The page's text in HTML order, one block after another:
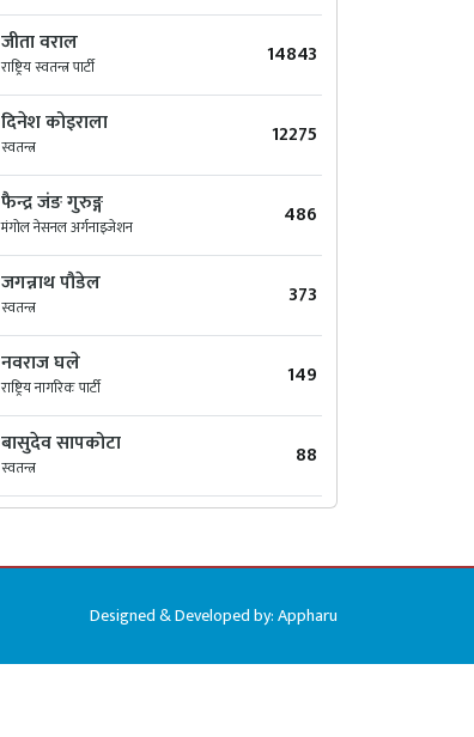
जीता वराल
राष्ट्रिय स्वतन्त्र पार्टी 14843
दिनेश कोइराला
स्वतन्त्र 12275
फैन्द्र जंङ गुरुङ्ग
मंगोल नेसनल अर्गनाइजेशन 486
जगन्नाथ पौडेल
स्वतन्त्र 373
नवराज घले
राष्ट्रिय नागरिक पार्टी 149
बासुदेव सापकोटा
स्वतन्त्र 88
तारा प्रसाद पौडेल 74
Designed & Developed by:Appharu